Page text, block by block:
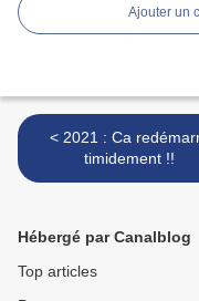
Ajouter un
< 2021 : Ca redémarre
timidement !!
Hébergé par Canalblog
Top articles